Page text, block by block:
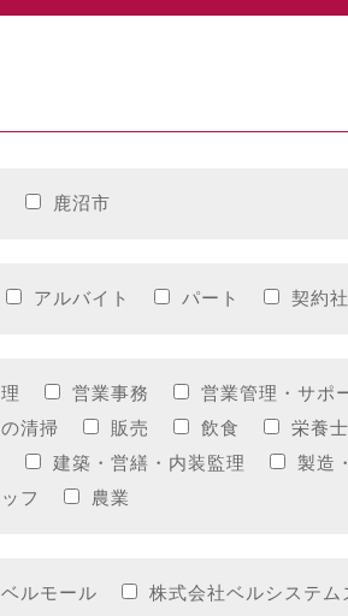
鹿沼市
アルバイト パート 契約
営業事務 営業管理・サポ
清掃
販売 飲食 栄養
建築・営繕・内装監理 製造
フ
農業
ルモール 株式会社ベルシステム